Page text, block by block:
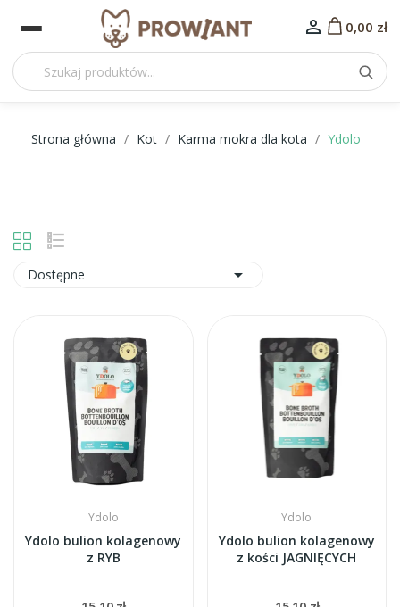
 0,00 zł
Strona główna Kot Karma mokra dla kota Ydolo
Dostępne 
Ydolo
Ydolo bulion kolagenowy
z RYB
Ydolo
Ydolo bulion kolagenowy
z kości JAGNIĘCYCH